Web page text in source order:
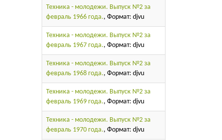
Техника - молодежи. Выпуск №2 за
февраль 1966 года., Формат: djvu
Техника - молодежи. Выпуск №2 за
февраль 1967 года., Формат: djvu
Техника - молодежи. Выпуск №2 за
февраль 1968 года., Формат: djvu
Техника - молодежи. Выпуск №2 за
февраль 1969 года., Формат: djvu
Техника - молодежи. Выпуск №2 за
февраль 1970 года., Формат: djvu